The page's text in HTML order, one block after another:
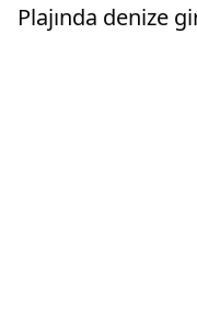
Plajında denize